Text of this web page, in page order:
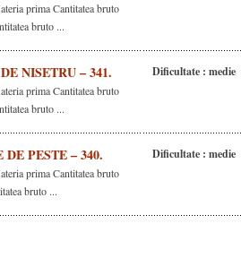
prima Cantitatea bruto
bruto ...
NISETRU – 341.
prima Cantitatea bruto
bruto ...
Dificultate : medie
PESTE – 340.
prima Cantitatea bruto
bruto ...
Dificultate : medie